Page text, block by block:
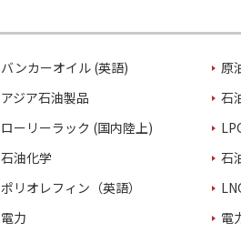
バンカーオイル (英語)
原
アジア石油製品
石
ローリーラック (国内陸上)
石油化学
石
ポリオレフィン（英語）
電力 電